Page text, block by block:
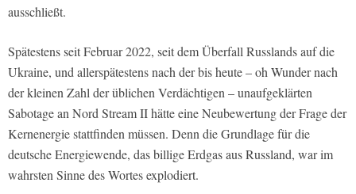
ausschließt.
Spätestens seit Februar 2022, seit dem Überfall Russlands auf die
Ukraine, und allerspätestens nach der bis heute – oh Wunder nach
der kleinen Zahl der üblichen Verdächtigen – unaufgeklärten
Sabotage an Nord Stream II hätte eine Neubewertung der Frage der
Kernenergie stattfinden müssen. Denn die Grundlage für die
deutsche Energiewende, das billige Erdgas aus Russland, war im
wahrsten Sinne des Wortes explodiert.